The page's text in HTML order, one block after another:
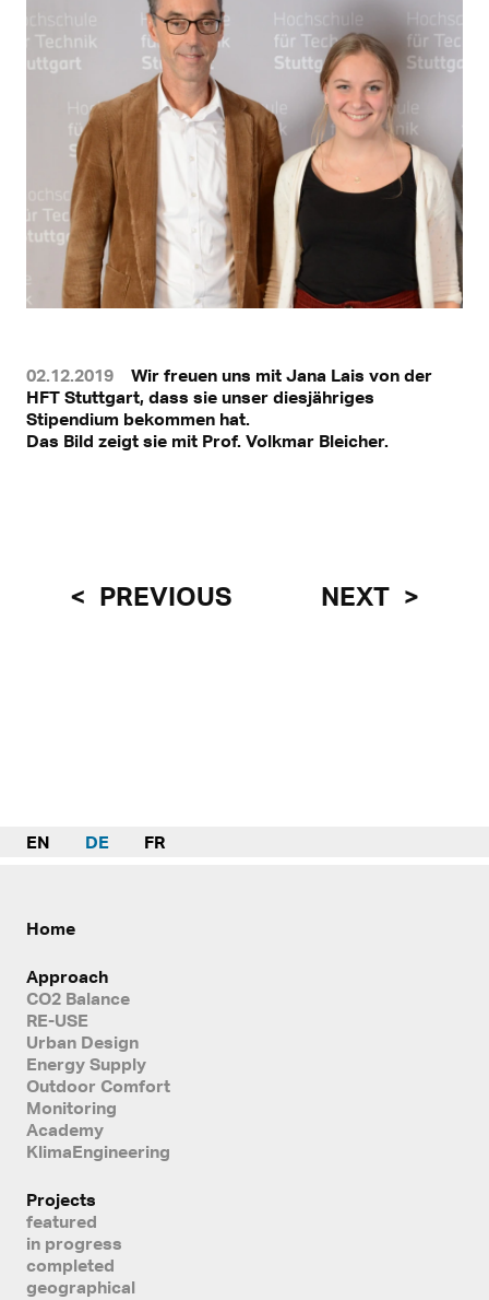
02.12.2019
Wir freuen uns mit Jana Lais von der
HFT Stuttgart, dass sie unser diesjähriges
Stipendium bekommen hat.
Das Bild zeigt sie mit Prof. Volkmar Bleicher.
PREVIOUS NEXT
EN DE FR
Home
Approach
CO2 Balance
RE-USE
Urban Design
Energy Supply
Outdoor Comfort
Monitoring
Academy
KlimaEngineering
Projects
featured
in progress
completed
geographical